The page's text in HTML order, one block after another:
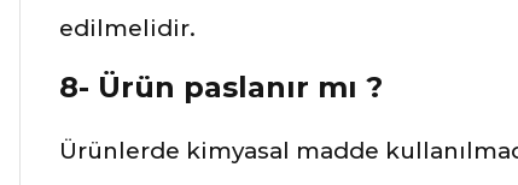
edilmelidir.
8- Ürün paslanır mı ?
Ürünlerde kimyasal madde